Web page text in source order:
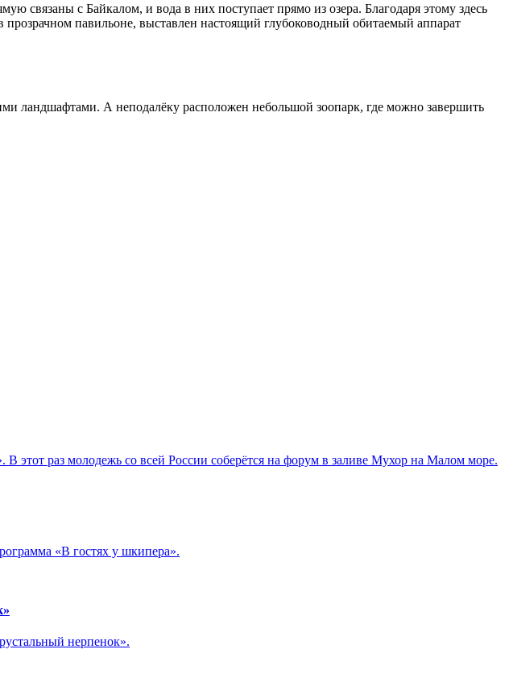
связаны с Байкалом, и вода в них поступает прямо из озера. Благодаря этому здесь
павильоне, выставлен настоящий глубоководный обитаемый аппарат
ландшафтами. А неподалёку расположен небольшой зоопарк, где можно завершить
этот раз молодежь со всей России соберётся на форум в заливе Мухор на Малом море.
«В гостях у шкипера».
нерпенок».